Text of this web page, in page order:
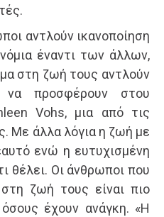
αντλούν ικανοποίηση
έναντι των άλλων,
στη ζωή τους αντλούν
να προσφέρουν στου
Vohs, μια από τις
Με άλλα λόγια η ζωή με
ενώ η ευτυχισμένη
θέλει. Οι άνθρωποι που
ζωή τους είναι πιο
έχουν ανάγκη. «Η